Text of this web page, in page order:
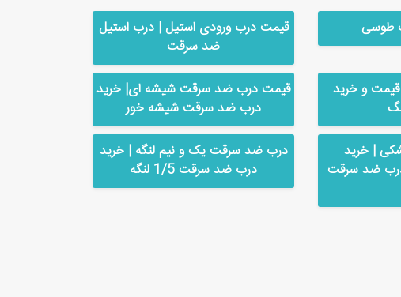
طوسی
قیمت درب ورودی استیل | درب استیل
ضد سرقت
قیمت و خرید
قیمت درب ضد سرقت شیشه ای| خرید
درب ضد سرقت شیشه خور
| خرید
ضد سرقت
درب ضد سرقت یک و نیم لنگه | خرید
درب ضد سرقت 1/5 لنگه